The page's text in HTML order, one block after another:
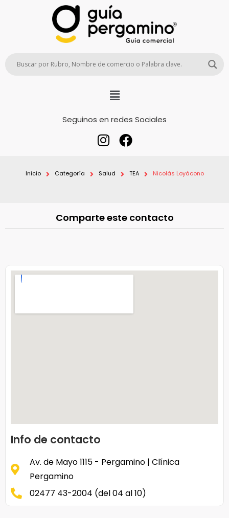
Seguinos en redes Sociales
Inicio Categoría Salud TEA Nicolás Loyácono
Comparte este contacto
Info de contacto
Av. de Mayo 1115 - Pergamino | Clínica
Pergamino
02477 43-2004 (del 04 al 10)